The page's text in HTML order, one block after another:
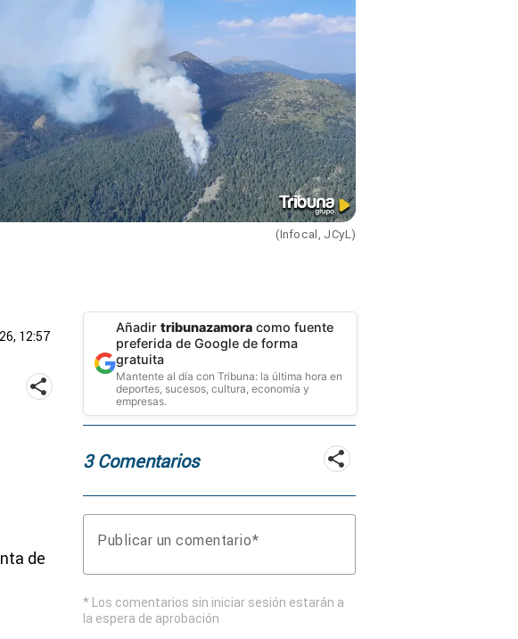
(Infocal, JCyL)
12:57
de
Añadir tribunazamora como fuente
preferida de Google de forma
gratuita
Mantente al día con Tribuna: la última hora en
deportes, sucesos, cultura, economía y
empresas.
3 Comentarios
Publicar un comentario
* Los comentarios sin iniciar sesión estarán a
la espera de aprobación